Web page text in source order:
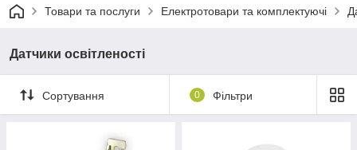
Товари та послуги Електротовари та комплектуючі
Датчики освітленості
Сортування 0 Фільтри